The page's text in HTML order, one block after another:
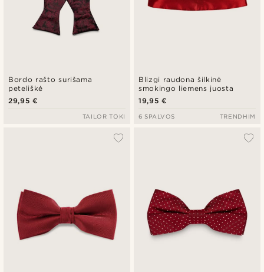
Bordo rašto surišama
peteliškė
29,95 €
TAILOR TOKI
Blizgi raudona šilkinė
smokingo liemens juosta
19,95 €
6 SPALVOS TRENDHIM